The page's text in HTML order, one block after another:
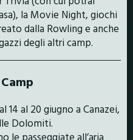
la Movie Night, giochi
dalla Rowling e anche
degli altri camp.
14 al 20 giugno a Canazei,
Dolomiti.
le passeggiate all’aria